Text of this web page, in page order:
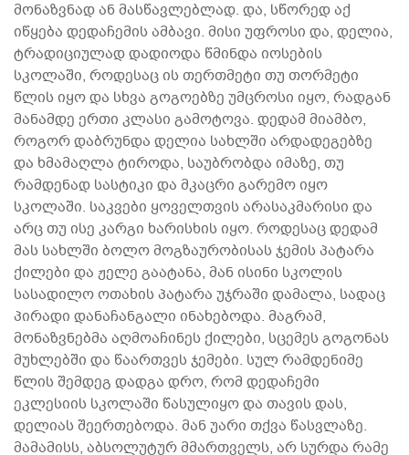
მონაზვნად ან მასწავლებლად. და, სწორედ აქ
იწყება დედაჩემის ამბავი. მისი უფროსი და, დელია,
ტრადიციულად დადიოდა წმინდა იოსების
სკოლაში, როდესაც ის თერთმეტი თუ თორმეტი
წლის იყო და სხვა გოგოებზე უმცროსი იყო, რადგან
მანამდე ერთი კლასი გამოტოვა. დედამ მიამბო,
როგორ დაბრუნდა დელია სახლში არდადეგებზე
და ხმამაღლა ტიროდა, საუბრობდა იმაზე, თუ
რამდენად სასტიკი და მკაცრი გარემო იყო
სკოლაში. საკვები ყოველთვის არასაკმარისი და
არც თუ ისე კარგი ხარისხის იყო. როდესაც დედამ
მას სახლში ბოლო მოგზაურობისას ჯემის პატარა
ქილები და ჟელე გაატანა, მან ისინი სკოლის
სასადილო ოთახის პატარა უჯრაში დამალა, სადაც
პირადი დანაჩანგალი ინახებოდა. მაგრამ,
მონაზვნებმა აღმოაჩინეს ქილები, სცემეს გოგონას
მუხლებში და წაართვეს ჯემები. სულ რამდენიმე
წლის შემდეგ დადგა დრო, რომ დედაჩემი
ეკლესიის სკოლაში წასულიყო და თავის დას,
დელიას შეერთებოდა. მან უარი თქვა წასვლაზე.
მამამისს, აბსოლუტურ მმართველს, არ სურდა რამე